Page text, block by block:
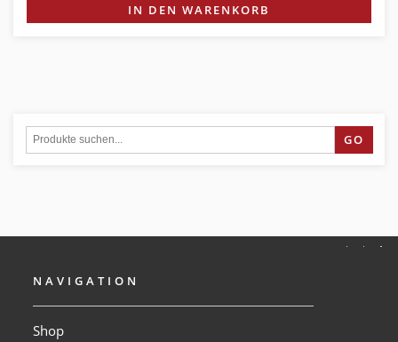
IN DEN WARENKORB
GO
NAVIGATION
Shop